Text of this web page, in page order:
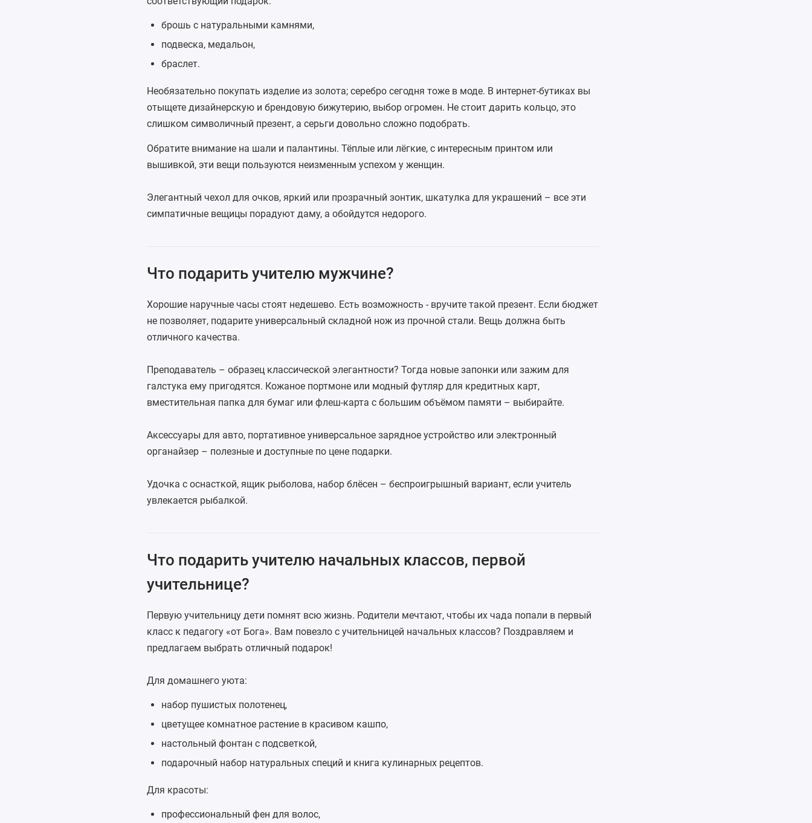
брошь с натуральными камнями,
подвеска, медальон,
браслет.
Необязательно покупать изделие из золота; серебро сегодня тоже в моде. В интернет-бутиках вы
отыщете дизайнерскую и брендовую бижутерию, выбор огромен. Не стоит дарить кольцо, это
слишком символичный презент, а серьги довольно сложно подобрать.
Обратите внимание на шали и палантины. Тёплые или лёгкие, с интересным принтом или
вышивкой, эти вещи пользуются неизменным успехом у женщин.
Элегантный чехол для очков, яркий или прозрачный зонтик, шкатулка для украшений – все эти
симпатичные вещицы порадуют даму, а обойдутся недорого.
Что подарить учителю мужчине?
Хорошие наручные часы стоят недешево. Есть возможность - вручите такой презент. Если бюджет
не позволяет, подарите универсальный складной ножиз прочной стали. Вещь должна быть
отличного качества.
Преподаватель – образец классической элегантности? Тогда новые запонки или зажим для
галстука ему пригодятся. Кожаное портмонеили модный футляр для кредитных карт,
вместительная папка для бумаг или флеш-карта с большим объёмом памяти – выбирайте.
Аксессуары для авто, портативное универсальное зарядное устройство или электронный
органайзер – полезные и доступные по цене подарки.
Удочка с оснасткой, ящик рыболова, набор блёсен – беспроигрышный вариант, если учитель
увлекается рыбалкой.
Что подарить учителю начальных классов, первой
учительнице?
Первую учительницу дети помнят всю жизнь. Родители мечтают, чтобы их чада попали в первый
класс к педагогу «от Бога». Вам повезло с учительницей начальных классов? Поздравляем и
предлагаем выбрать отличный подарок!
Для домашнего уюта:
набор пушистых полотенец,
цветущее комнатное растение в красивом кашпо,
настольный фонтан с подсветкой,
подарочный набор натуральных специй и книга кулинарных рецептов.
Для красоты:
профессиональный фен для волос,